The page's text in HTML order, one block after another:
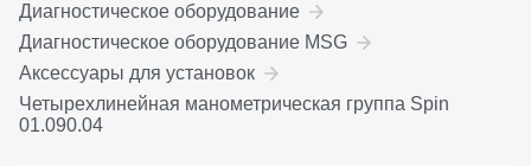
Диагностическое оборудование
Диагностическое оборудование MSG
Аксессуары для установок
Четырехлинейная манометрическая группа Spin
01.090.04